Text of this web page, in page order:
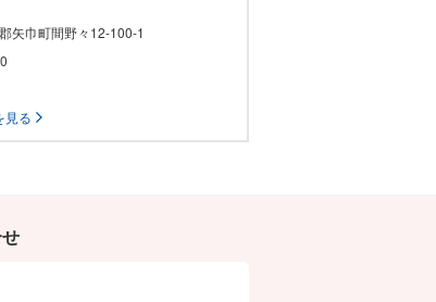
矢巾町間野々12-100-1
見る